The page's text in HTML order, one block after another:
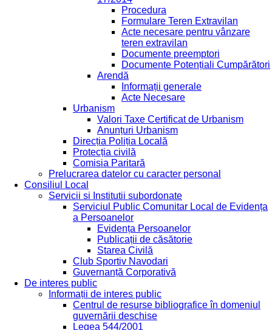
Procedura
Formulare Teren Extravilan
Acte necesare pentru vânzare
teren extravilan
Documente preemptori
Documente Potențiali Cumpărători
Arendă
Informații generale
Acte Necesare
Urbanism
Valori Taxe Certificat de Urbanism
Anunțuri Urbanism
Direcția Poliția Locală
Protecția civilă
Comisia Paritară
Prelucrarea datelor cu caracter personal
Consiliul Local
Servicii si Institutii subordonate
Serviciul Public Comunitar Local de Evidența
a Persoanelor
Evidența Persoanelor
Publicații de căsătorie
Starea Civilă
Club Sportiv Navodari
Guvernanță Corporativă
De interes public
Informații de interes public
Centrul de resurse bibliografice în domeniul
guvernării deschise
Legea 544/2001